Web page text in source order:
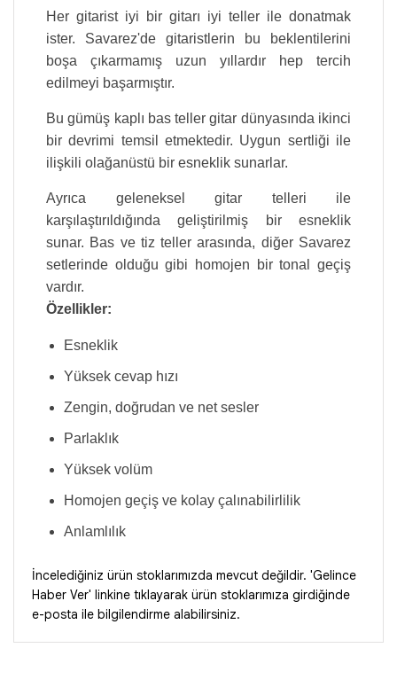
Her gitarist iyi bir gitarı iyi teller ile donatmak
ister. Savarez'de gitaristlerin bu beklentilerini
boşa çıkarmamış uzun yıllardır hep tercih
edilmeyi başarmıştır.
Bu gümüş kaplı bas teller gitar dünyasında ikinci
bir devrimi temsil etmektedir. Uygun sertliği ile
ilişkili olağanüstü bir esneklik sunarlar.
Ayrıca geleneksel gitar telleri ile
karşılaştırıldığında geliştirilmiş bir esneklik
sunar. Bas ve tiz teller arasında, diğer Savarez
setlerinde olduğu gibi homojen bir tonal geçiş
vardır.
Özellikler:
Esneklik
Yüksek cevap hızı
Zengin, doğrudan ve net sesler
Parlaklık
Yüksek volüm
Homojen geçiş ve kolay çalınabilirlilik
Anlamlılık
İncelediğiniz ürün stoklarımızda mevcut değildir. 'Gelince
Haber Ver' linkine tıklayarak ürün stoklarımıza girdiğinde
e-posta ile bilgilendirme alabilirsiniz.